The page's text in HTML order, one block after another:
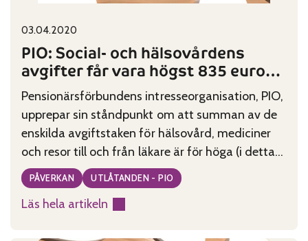
Published on:
03.04.2020
PIO: Social- och hälsovårdens
avgifter får vara högst 835 euro
per år
Pensionärsförbundens intresseorganisation, PIO,
upprepar sin ståndpunkt om att summan av de
enskilda avgiftstaken för hälsovård, mediciner
och resor till och från läkare är för höga (i detta
nu nästan 1600 euro per år).
Categories:
PÅVERKAN UTLÅTANDEN - PIO
Läs hela artikeln
: